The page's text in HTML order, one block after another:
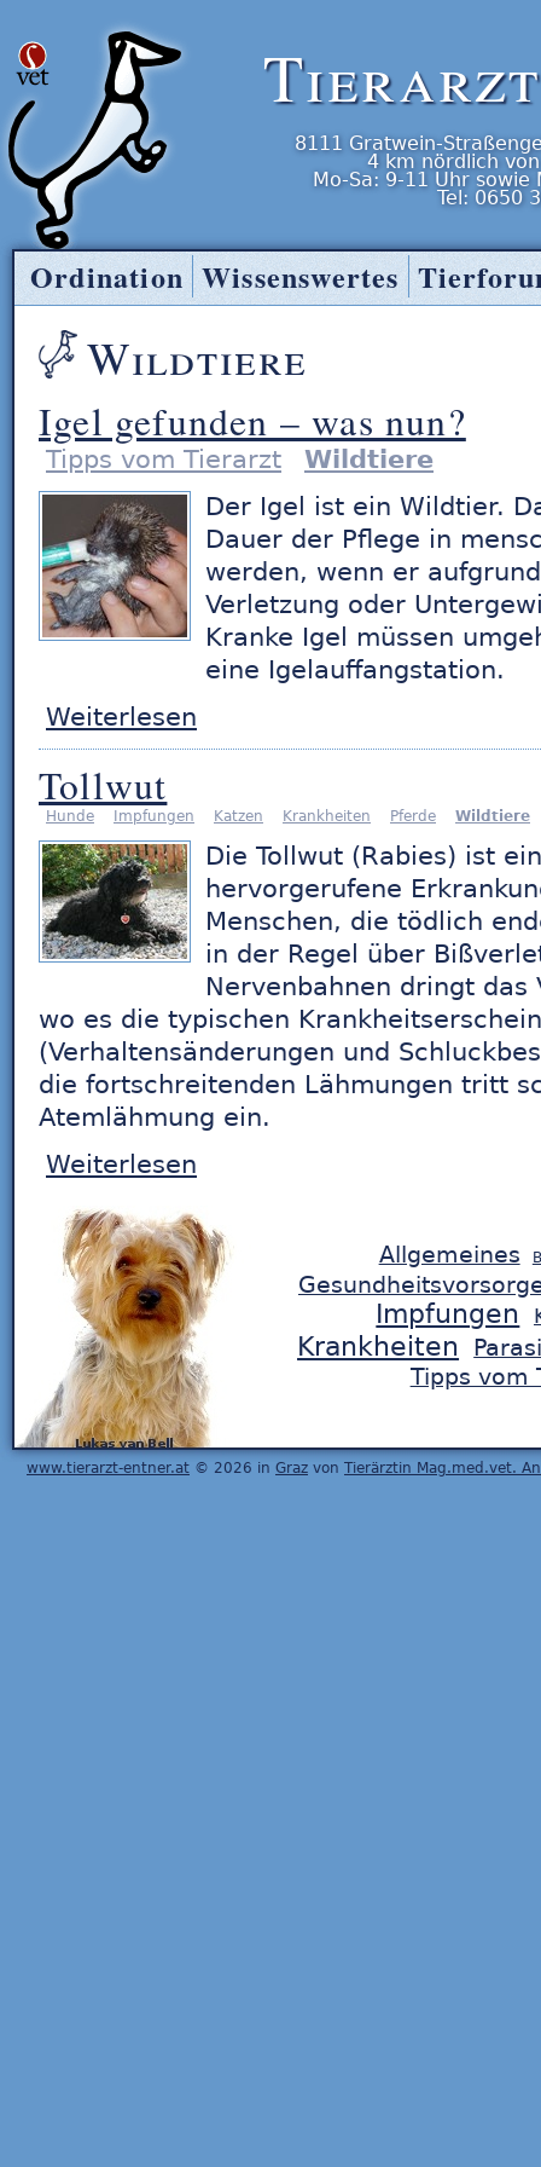
8111 Gratwein-
4 km nördlich
Mo-Sa: 9-11 Uhr sowie
Tel: 0650
Wildtiere
Igel gefunden – was nun?
Tipps vom Tierarzt
Wildtiere
Der Igel ist ein Wildtier.
Dauer der Pflege in
werden, wenn er
Verletzung oder
Kranke Igel müssen
eine Igelauffangstation.
Weiterlesen
Tollwut
Hunde Impfungen Katzen Krankheiten Pferde Wildtiere
Die Tollwut (Rabies) ist
hervorgerufene
Menschen, die tödlich
in der Regel über
Nervenbahnen dringt
wo es die typischen
(Verhaltensänderungen und
die fortschreitenden Lähmungen tritt
Atemlähmung ein.
Weiterlesen
Tierarzt Entner
Ordination Wissenswertes
www.tierarzt-entner.at © 2026 in Graz von Tierärztin Mag.med.vet.
Allgemeines
Impfungen
Krankheiten
Tipps vom